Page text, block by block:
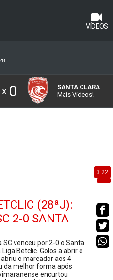
VÍDEOS
x 0
SANTA CLARA
Mais Vídeos!
3:22
(28ªJ):
2-0 SANTA
venceu por 2-0 o Santa
Betclic. Golos a abrir e
o marcador aos 4
da melhor forma após
encurtou